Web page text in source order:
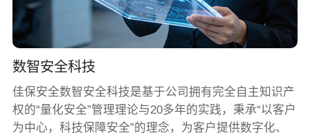
数智安全科技
佳保安全数智安全科技是基于公司拥有完全自主知识产
权的“量化安全”管理理论与20多年的实践，秉承“以客户
为中心，科技保障安全”的理念，为客户提供数字化、